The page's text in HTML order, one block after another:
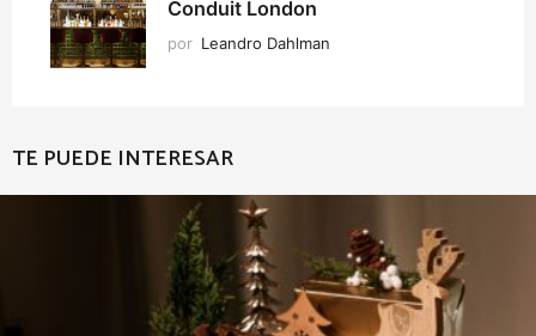
Conduit London
por Leandro Dahlman
TE PUEDE INTERESAR